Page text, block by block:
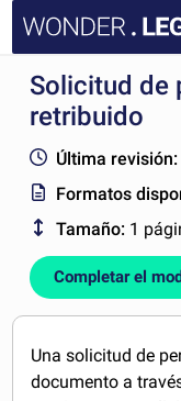
INICIO
FAQ
MI CUENTA
Solicitud de
retribuido
Última revisión:
Formatos
Tamaño: 1
Completar el
Una solicitud de
documento a